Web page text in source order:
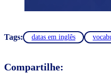
Tags: datas em inglês
Compartilhe: